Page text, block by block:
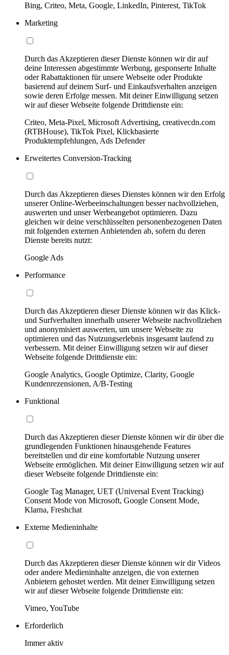
Bing, Criteo, Meta, Google, LinkedIn, Pinterest, TikTok
Marketing
Durch das Akzeptieren dieser Dienste können wir dir auf
deine Interessen abgestimmte Werbung, gesponserte Inhalte
oder Rabattaktionen für unsere Webseite oder Produkte
basierend auf deinem Surf- und Einkaufsverhalten anzeigen
sowie deren Erfolge messen. Mit deiner Einwilligung setzen
wir auf dieser Webseite folgende Drittdienste ein:
Criteo, Meta-Pixel, Microsoft Advertising, creativecdn.com
(RTBHouse), TikTok Pixel, Klickbasierte
Produktempfehlungen, Ads Defender
Erweitertes Conversion-Tracking
Durch das Akzeptieren dieses Dienstes können wir den Erfolg
unserer Online-Werbeeinschaltungen besser nachvollziehen,
auswerten und unser Werbeangebot optimieren. Dazu
gleichen wir deine verschlüsselten personenbezogenen Daten
mit folgenden externen Anbietenden ab, sofern du deren
Dienste bereits nutzt:
Google Ads
Performance
Durch das Akzeptieren dieser Dienste können wir das Klick-
und Surfverhalten innerhalb unserer Webseite nachvollziehen
und anonymisiert auswerten, um unsere Webseite zu
optimieren und das Nutzungserlebnis insgesamt laufend zu
verbessern. Mit deiner Einwilligung setzen wir auf dieser
Webseite folgende Drittdienste ein:
Google Analytics, Google Optimize, Clarity, Google
Kundenrezensionen, A/B-Testing
Funktional
Durch das Akzeptieren dieser Dienste können wir dir über die
grundlegenden Funktionen hinausgehende Features
bereitstellen und dir eine komfortable Nutzung unserer
Webseite ermöglichen. Mit deiner Einwilligung setzen wir auf
dieser Webseite folgende Drittdienste ein:
Google Tag Manager, UET (Universal Event Tracking)
Consent Mode von Microsoft, Google Consent Mode,
Klarna, Freshchat
Externe Medieninhalte
Durch das Akzeptieren dieser Dienste können wir dir Videos
oder andere Medieninhalte anzeigen, die von externen
Anbietern gehostet werden. Mit deiner Einwilligung setzen
wir auf dieser Webseite folgende Drittdienste ein:
Vimeo, YouTube
Erforderlich
Immer aktiv